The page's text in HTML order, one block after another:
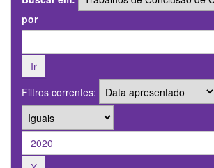
por
Filtros correntes: